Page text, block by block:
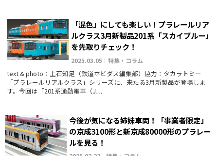
「混色」にしても楽しい！プラレールリア
ルクラス3月新製品201系「スカイブルー」
を先取りチェック！
2025.03.05｜特集・コラム
text & photo：上石知足（鉄道ホビダス編集部）協力：タカラトミー
「プラレールリアルクラス」シリーズに、来たる3月新製品が登場しま
す。今回は「201系通勤電車（J…
今後が気になる姉妹車両！「事業者限定」
の京成3100形と新京成80000形のプラレー
ルを見る！